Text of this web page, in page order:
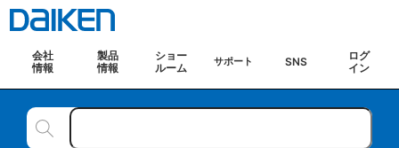
会社
情報
製品
情報
ショー
ルーム
サポート SNS
ログ
イン